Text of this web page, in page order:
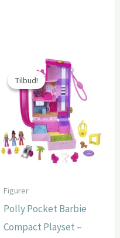
Tilbud!
Tilbud!
Figurer
Polly Pocket Barbie
Compact Playset –